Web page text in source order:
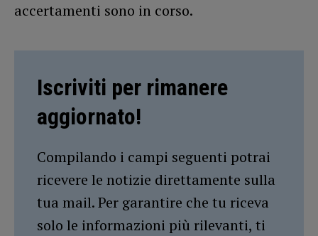
accertamenti sono in corso.
Iscriviti per rimanere
aggiornato!
Compilando i campi seguenti potrai
ricevere le notizie direttamente sulla
tua mail. Per garantire che tu riceva
solo le informazioni più rilevanti, ti